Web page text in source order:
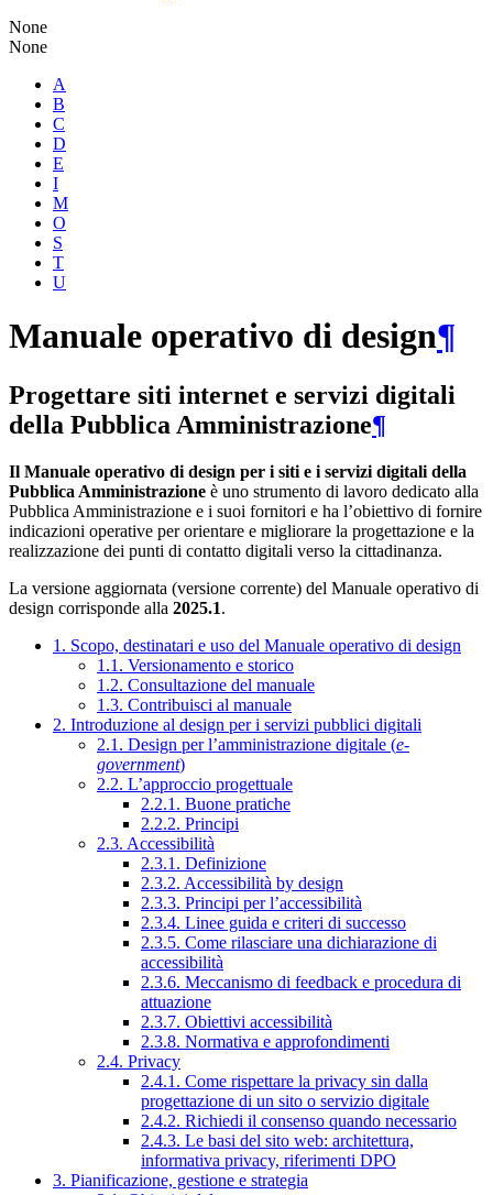
None
None
A
B
C
D
E
I
M
O
S
T
U
Manuale operativo di design¶
Progettare siti internet e servizi digitali
della Pubblica Amministrazione¶
Il Manuale operativo di design per i siti e i servizi digitali della
Pubblica Amministrazione è uno strumento di lavoro dedicato alla
Pubblica Amministrazione e i suoi fornitori e ha l’obiettivo di fornire
indicazioni operative per orientare e migliorare la progettazione e la
realizzazione dei punti di contatto digitali verso la cittadinanza.
La versione aggiornata (versione corrente) del Manuale operativo di
design corrisponde alla 2025.1.
1. Scopo, destinatari e uso del Manuale operativo di design
1.1. Versionamento e storico
1.2. Consultazione del manuale
1.3. Contribuisci al manuale
2. Introduzione al design per i servizi pubblici digitali
2.1. Design per l’amministrazione digitale (e-
government)
2.2. L’approccio progettuale
2.2.1. Buone pratiche
2.2.2. Principi
2.3. Accessibilità
2.3.1. Definizione
2.3.2. Accessibilità by design
2.3.3. Principi per l’accessibilità
2.3.4. Linee guida e criteri di successo
2.3.5. Come rilasciare una dichiarazione di
accessibilità
2.3.6. Meccanismo di feedback e procedura di
attuazione
2.3.7. Obiettivi accessibilità
2.3.8. Normativa e approfondimenti
2.4. Privacy
2.4.1. Come rispettare la privacy sin dalla
progettazione di un sito o servizio digitale
2.4.2. Richiedi il consenso quando necessario
2.4.3. Le basi del sito web: architettura,
informativa privacy, riferimenti DPO
3. Pianificazione, gestione e strategia